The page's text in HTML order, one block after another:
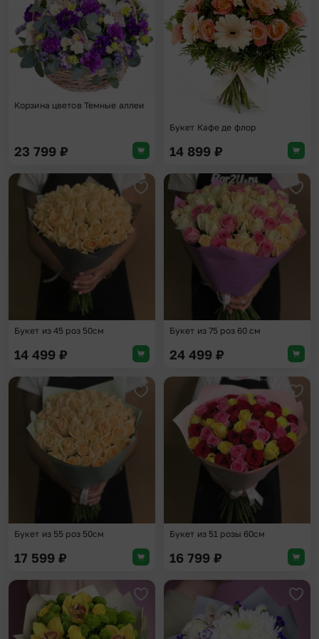
Корзина цветов Темные аллеи
23 799 ₽
Букет Кафе де флор
14 899 ₽
Добавить в избранное
Букет из 45 роз 50см
14 499 ₽
Букет из 75 роз 60 см
24 499 ₽
Добавить в избранное
Букет из 55 роз 50см
17 599 ₽
Букет из 51 розы 60см
16 799 ₽
Добавить в избранное